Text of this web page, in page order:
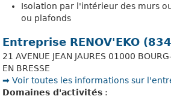
Isolation par l'intérieur des murs
ou plafonds
Entreprise RENOV'EKO
21 AVENUE JEAN JAURES 01000
EN BRESSE
➡️ Voir toutes les informations sur
Domaines d'activités :